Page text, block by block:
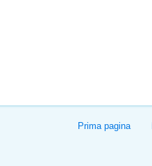
Prima pagina